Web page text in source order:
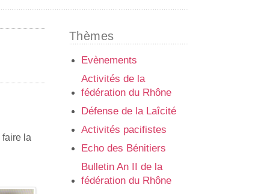
Thèmes
Evènements
Activités de la
fédération du Rhône
Défense de la Laîcité
Activités pacifistes
Echo des Bénitiers
Bulletin An II de la
fédération du Rhône
la